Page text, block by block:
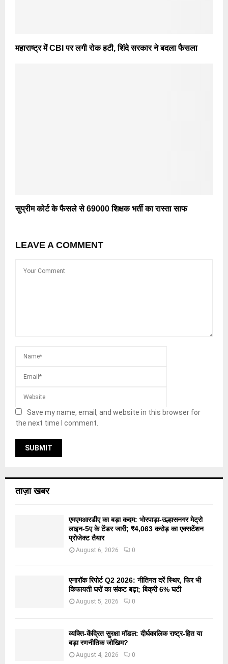
महाराष्ट्र में CBI पर लगी रोक हटी, शिंदे सरकार ने बदला फैसला
सुप्रीम कोर्ट के फैसले से 69000 शिक्षक भर्ती का रास्ता साफ
LEAVE A COMMENT
Save my name, email, and website in this browser for
the next time I comment.
ताज़ा खबर
एमएमआरडीए का बड़ा कदम: भोरपाड़ा-उल्हासनगर मेट्रो
लाइन-5ए के टेंडर जारी; ₹4,063 करोड़ का एक्सटेंशन
प्रोजेक्ट तैयार
August 6, 2026 0
एनारॉक रिपोर्ट Q2 2026: नीतिगत दरें स्थिर, फिर भी
किफायती घरों का संकट बढ़ा; बिक्री 6% घटी
August 5, 2026 0
व्यक्ति-केंद्रित सुरक्षा मॉडल: दीर्घकालिक राष्ट्र-हित या
बड़ा रणनीतिक जोखिम?
August 4, 2026 0